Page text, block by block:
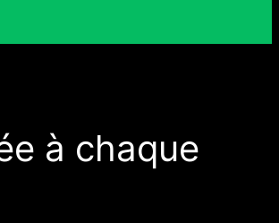
à chaque